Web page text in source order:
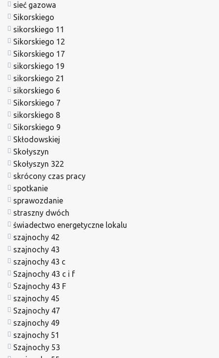
sieć gazowa
Sikorskiego
sikorskiego 11
Sikorskiego 12
Sikorskiego 17
sikorskiego 19
sikorskiego 21
sikorskiego 6
Sikorskiego 7
sikorskiego 8
Sikorskiego 9
Skłodowskiej
Skołyszyn
Skołyszyn 322
skrócony czas pracy
spotkanie
sprawozdanie
straszny dwóch
świadectwo energetyczne lokalu
szajnochy 42
szajnochy 43
szajnochy 43 c
Szajnochy 43 c i f
Szajnochy 43 F
szajnochy 45
Szajnochy 47
szajnochy 49
szajnochy 51
Szajnochy 53